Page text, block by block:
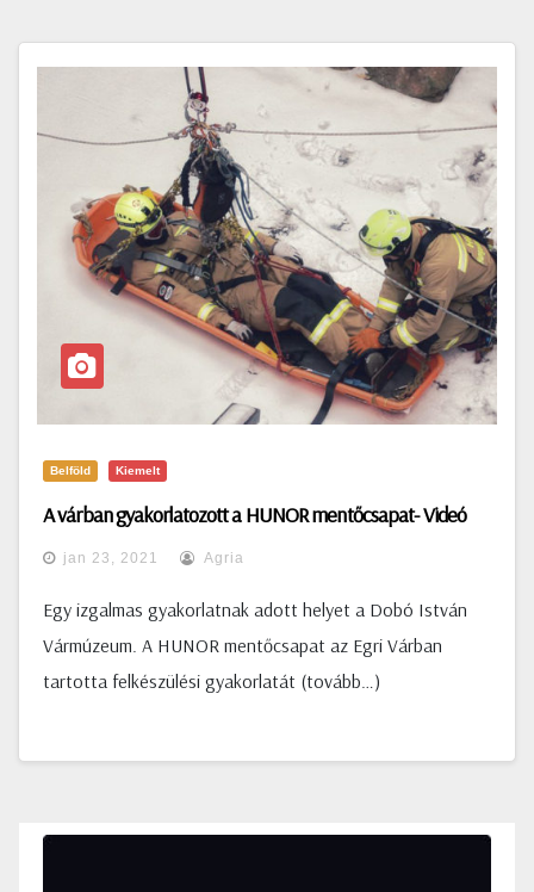
Belföld Kiemelt
A várban gyakorlatozott a HUNOR mentőcsapat- Videó
jan 23, 2021 Agria
Egy izgalmas gyakorlatnak adott helyet a Dobó István
Vármúzeum. A HUNOR mentőcsapat az Egri Várban
tartotta felkészülési gyakorlatát (tovább…)